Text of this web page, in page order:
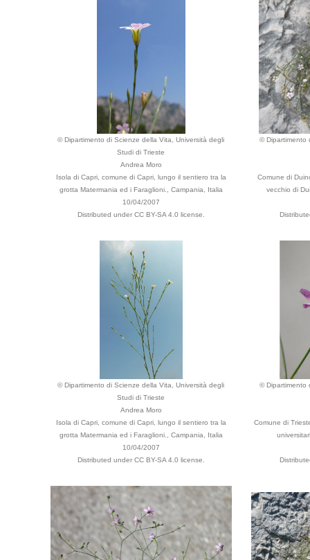
© Dipartimento di Scienze della Vita, Università degli
Studi di Trieste
Andrea Moro
Isola di Capri, comune di Capri, lungo il sentiero tra la
grotta Matermania ed i Faraglioni., Campania, Italia
10/04/2007
Distributed under CC BY-SA 4.0 license.
© Dipartimento
Comune di
vecchio di
© Dipartimento di Scienze della Vita, Università degli
Studi di Trieste
Andrea Moro
Isola di Capri, comune di Capri, lungo il sentiero tra la
grotta Matermania ed i Faraglioni., Campania, Italia
10/04/2007
Distributed under CC BY-SA 4.0 license.
© Dipartimento
Comune di